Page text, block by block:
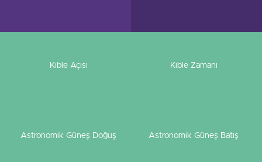
Kıble Açısı Kıble Zamanı
Astronomik Güneş Doğuş Astronomik Güneş Batış